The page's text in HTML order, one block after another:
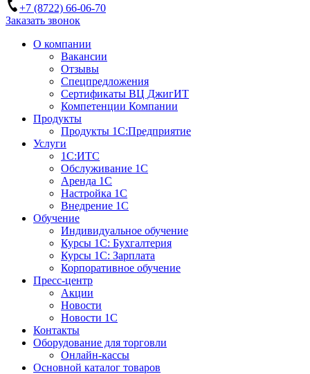
+7 (8722) 66-06-70
Заказать звонок
О компании
Вакансии
Отзывы
Спецпредложения
Сертификаты ВЦ ДжигИТ
Компетенции Компании
Продукты
Продукты 1С:Предприятие
Услуги
1С:ИТС
Обслуживание 1С
Аренда 1С
Настройка 1С
Внедрение 1С
Обучение
Индивидуальное обучение
Курсы 1С: Бухгалтерия
Курсы 1С: Зарплата
Корпоративное обучение
Пресс-центр
Акции
Новости
Новости 1С
Контакты
Оборудование для торговли
Онлайн-кассы
Основной каталог товаров